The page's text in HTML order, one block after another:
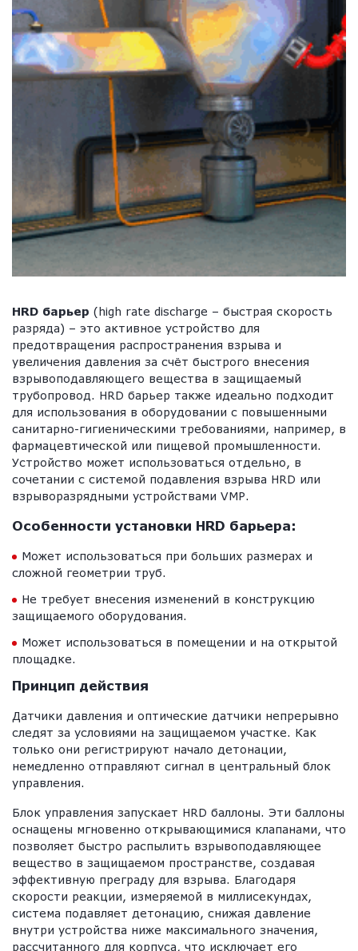
HRD барьер (high rate discharge – быстрая скорость
разряда) – это активное устройство для
предотвращения распространения взрыва и
увеличения давления за счёт быстрого внесения
взрывоподавляющего вещества в защищаемый
трубопровод. HRD барьер также идеально подходит
для использования в оборудовании с повышенными
санитарно-гигиеническими требованиями, например, в
фармацевтической или пищевой промышленности.
Устройство может использоваться отдельно, в
сочетании с системой подавления взрыва HRD или
взрыворазрядными устройствами VMP.
Особенности установки HRD барьера:
Может использоваться при больших размерах и
сложной геометрии труб.
Не требует внесения изменений в конструкцию
защищаемого оборудования.
Может использоваться в помещении и на открытой
площадке.
Принцип действия
Датчики давления и оптические датчики непрерывно
следят за условиями на защищаемом участке. Как
только они регистрируют начало детонации,
немедленно отправляют сигнал в центральный блок
управления.
Блок управления запускает HRD баллоны. Эти баллоны
оснащены мгновенно открывающимися клапанами, что
позволяет быстро распылить взрывоподавляющее
вещество в защищаемом пространстве, создавая
эффективную преграду для взрыва. Благодаря
скорости реакции, измеряемой в миллисекундах,
система подавляет детонацию, снижая давление
внутри устройства ниже максимального значения,
рассчитанного для корпуса, что исключает его